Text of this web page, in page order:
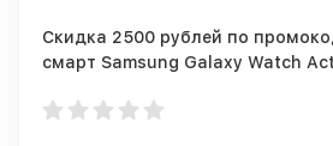
Скидка 2500 рублей по
смарт Samsung Galaxy Watch